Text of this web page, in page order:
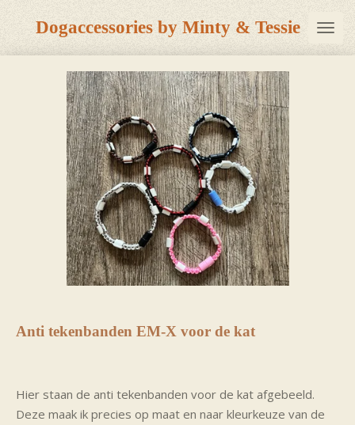
direct
naar
hoofdinhoud
Dogaccessories by Minty & Tessie
Anti tekenbanden EM-X voor de kat
Hier staan de anti tekenbanden voor de kat afgebeeld.
Deze maak ik precies op maat en naar kleurkeuze van de